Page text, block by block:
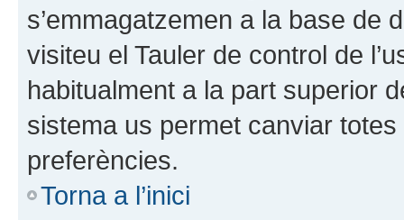
s’emmagatzemen a la base de
visiteu el Tauler de control de
habitualment a la part superior
sistema us permet canviar
preferències.
Torna a l’inici